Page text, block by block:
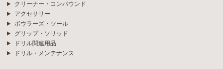
クリーナー・コンパウンド
アクセサリー
ボウラーズ・ツール
グリップ・ソリッド
ドリル関連用品
ドリル・メンテナンス